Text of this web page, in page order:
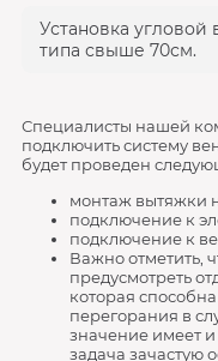
Установка угловой
типа свыше 70см.
Специалисты нашей
подключить систему
будет проведен
монтаж вытяжки
подключение к
подключение к
Важно отметить,
предусмотреть
которая
перегорания в
значение имеет
задача зачастую